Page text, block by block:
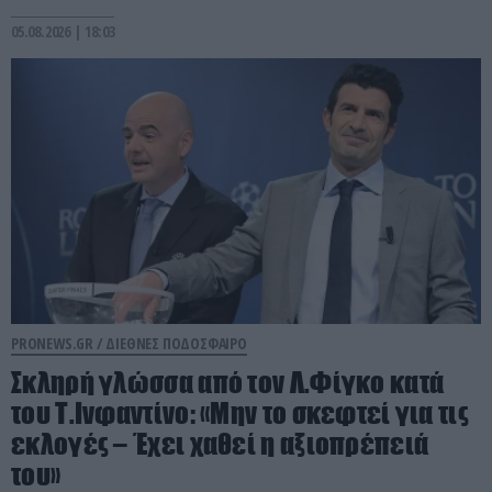
05.08.2026 | 18:03
PRONEWS.GR / ΔΙΕΘΝΕΣ ΠΟΔΟΣΦΑΙΡΟ
Σκληρή γλώσσα από τον Λ.Φίγκο κατά
του Τ.Ινφαντίνο: «Μην το σκεφτεί για τις
εκλογές – Έχει χαθεί η αξιοπρέπειά
του»